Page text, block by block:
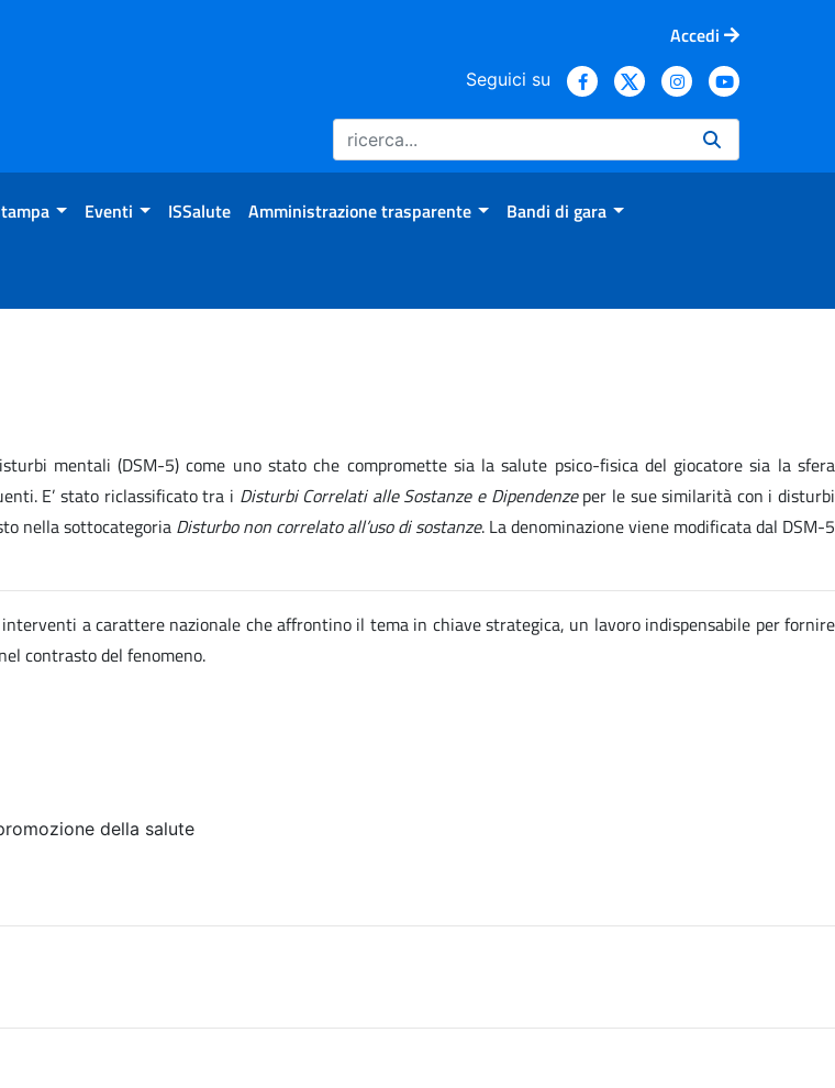
Accedi
Seguici su
Eventi ISSalute Amministrazione trasparente Bandi di gara
mentali (DSM-5) come uno stato che compromette sia la salute psico-fisica del giocatore sia la sfera
E’ stato riclassificato tra i Disturbi Correlati alle Sostanze e Dipendenzeper le sue similarità con i disturbi
nella sottocategoria Disturbo non correlato all’uso di sostanze. La denominazione viene modificata dal DSM-5
a carattere nazionale che affrontino il tema in chiave strategica, un lavoro indispensabile per fornire
contrasto del fenomeno.
della salute